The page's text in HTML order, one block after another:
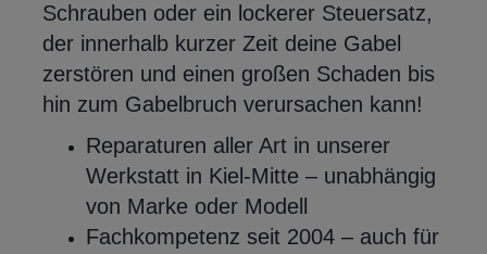
Schrauben oder ein lockerer Steuersatz,
der innerhalb kurzer Zeit deine Gabel
zerstören und einen großen Schaden bis
hin zum Gabelbruch verursachen kann!
Reparaturen aller Art in unserer
Werkstatt in Kiel-Mitte – unabhängig
von Marke oder Modell
Fachkompetenz seit 2004 – auch für